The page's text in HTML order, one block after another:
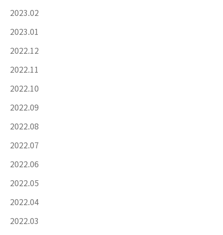
2023.02
2023.01
2022.12
2022.11
2022.10
2022.09
2022.08
2022.07
2022.06
2022.05
2022.04
2022.03